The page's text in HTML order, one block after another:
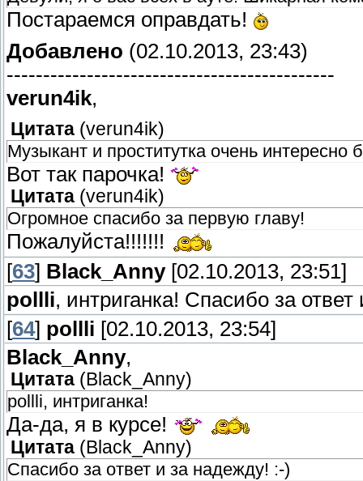
Постараемся оправдать!
Добавлено (02.10.2013, 23:43)
---------------------------------------------
verun4ik,
Цитата (verun4ik)
Музыкант и проститутка очень интересно
Вот так парочка!
Цитата (verun4ik)
Огромное спасибо за первую главу!
Пожалуйста!!!!!!!
[63] Black_Anny[02.10.2013, 23:51]
pollli, интриганка! Спасибо за
[64] pollli [02.10.2013, 23:54]
Black_Anny,
Цитата ( Black_Anny)
pollli, интриганка!
Да-да, я в курсе!
Цитата ( Black_Anny)
Спасибо за ответ и за надежду! :-)